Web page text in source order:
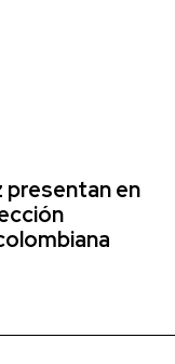
presentan en